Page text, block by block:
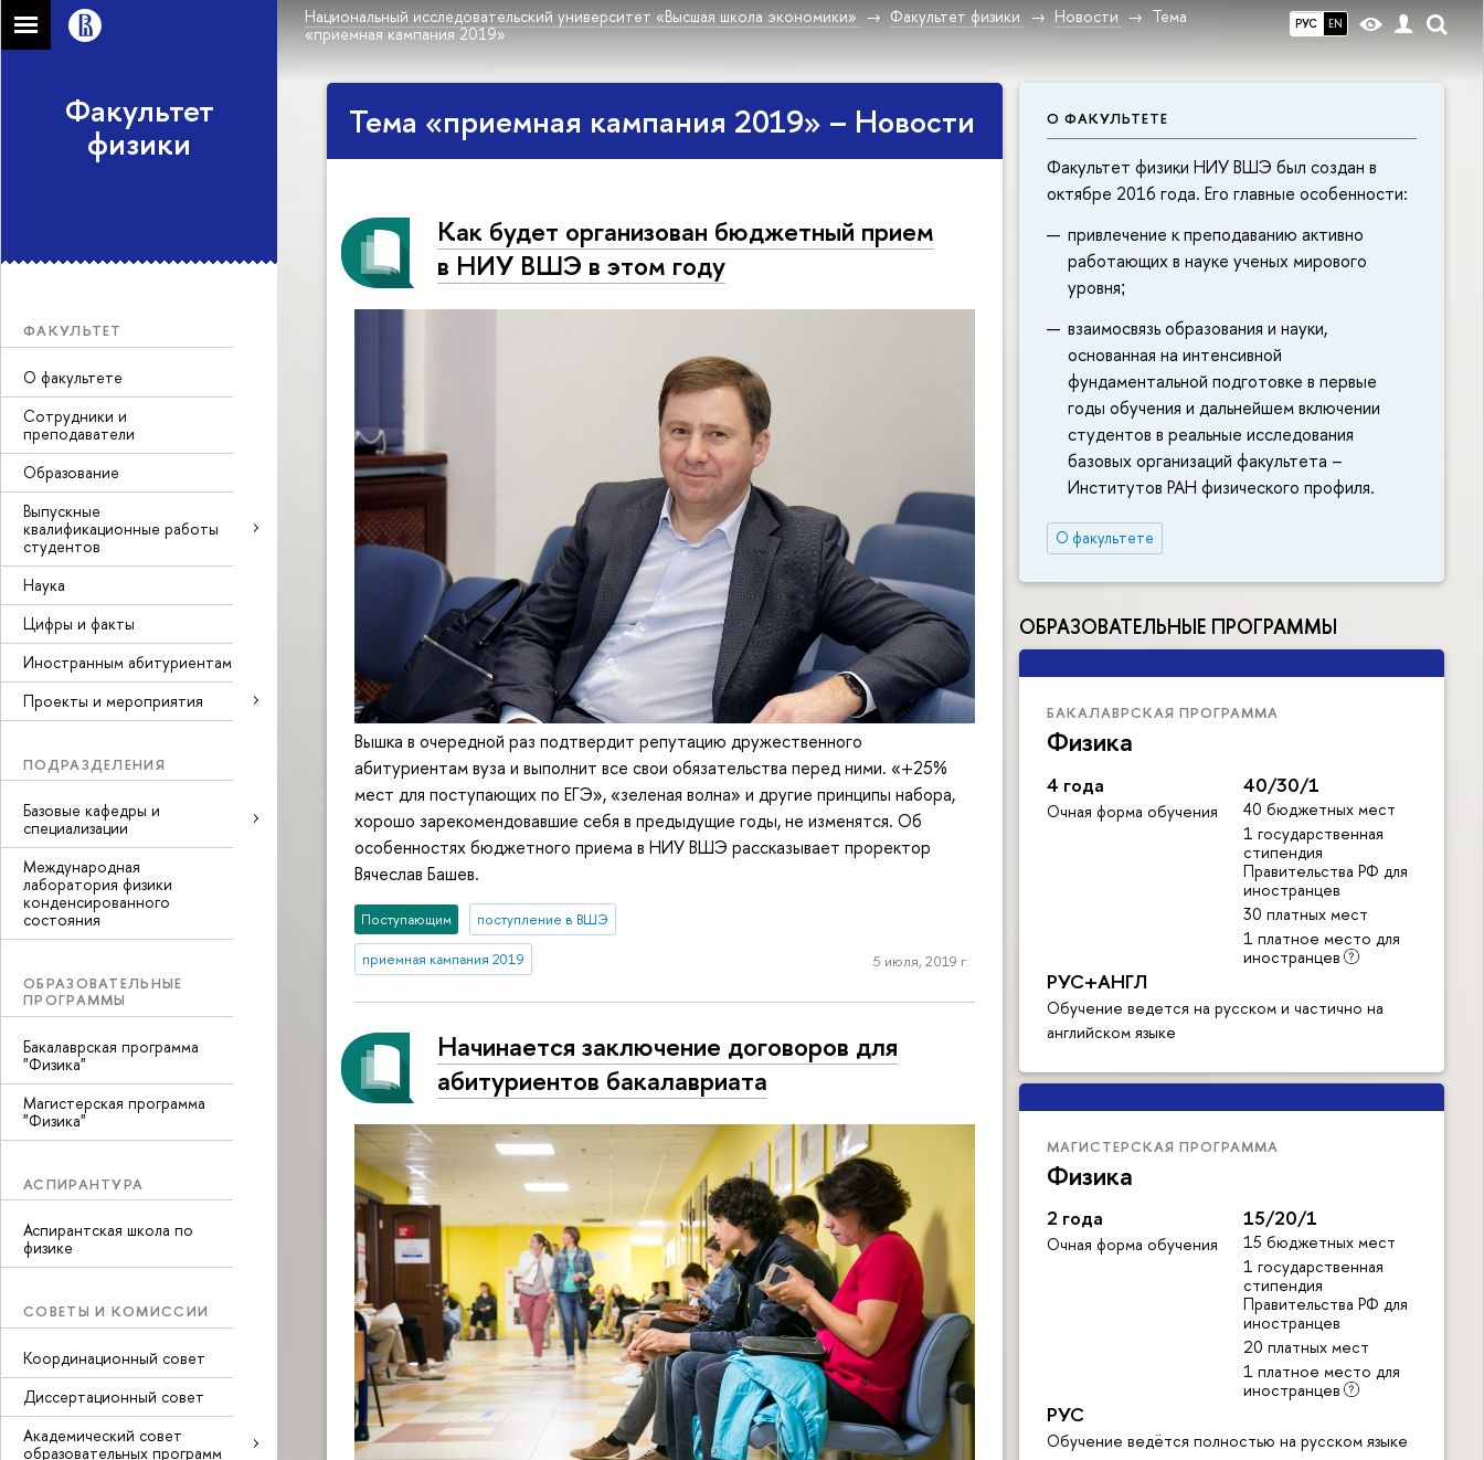
РУС EN
Национальный исследовательский университет «Высшая школа экономики» Факультет физики Новости
Тема
«приемная кампания 2019»
Факультет
физики
ФАКУЛЬТЕТ
О факультете
Сотрудники и
преподаватели
Образование
Выпускные
квалификационные работы
студентов
Наука
Цифры и факты
Иностранным абитуриентам
Проекты и мероприятия
ПОДРАЗДЕЛЕНИЯ
Базовые кафедры и
специализации
Международная
лаборатория физики
конденсированного
состояния
ОБРАЗОВАТЕЛЬНЫЕ
ПРОГРАММЫ
Бакалаврская программа
"Физика"
Магистерская программа
"Физика"
АСПИРАНТУРА
Аспирантская школа по
физике
СОВЕТЫ И КОМИССИИ
Координационный совет
Диссертационный совет
Академический совет
образовательных программ
О ФАКУЛЬТЕТЕ
Факультет физики НИУ ВШЭ был создан в
октябре 2016 года. Его главные особенности:
привлечение к преподаванию активно
работающих в науке ученых мирового
уровня;
взаимосвязь образования и науки,
основанная на интенсивной
фундаментальной подготовке в первые
годы обучения и дальнейшем включении
студентов в реальные исследования
базовых организаций факультета –
Институтов РАН физического профиля.
О факультете
ОБРАЗОВАТЕЛЬНЫЕ ПРОГРАММЫ
БАКАЛАВРСКАЯ ПРОГРАММА
Физика
4 года
Очная форма обучения
40/30/1
40 бюджетных мест
1 государственная
стипендия
Правительства РФ для
иностранцев
30 платных мест
1 платное место для
иностранцев
РУС+АНГЛ
Обучение ведется на русском и частично на
английском языке
МАГИСТЕРСКАЯ ПРОГРАММА
Физика
2 года
Очная форма обучения
15/20/1
15 бюджетных мест
1 государственная
стипендия
Правительства РФ для
иностранцев
20 платных мест
1 платное место для
иностранцев
РУС
Обучение ведётся полностью на русском языке
Тема «приемная кампания 2019» – Новости
Как будет организован бюджетный прием
в НИУ ВШЭ в этом году
Вышка в очередной раз подтвердит репутацию дружественного
абитуриентам вуза и выполнит все свои обязательства перед ними. «+25%
мест для поступающих по ЕГЭ», «зеленая волна» и другие принципы набора,
хорошо зарекомендовавшие себя в предыдущие годы, не изменятся. Об
особенностях бюджетного приема в НИУ ВШЭ рассказывает проректор
Вячеслав Башев.
Поступающим поступление в ВШЭ
приемная кампания 2019 5 июля, 2019 г.
Начинается заключение договоров для
абитуриентов бакалавриата